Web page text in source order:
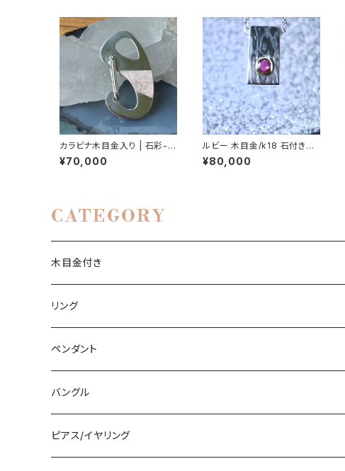
カラビナ木目金入り | 石彩-木
目金・高級シルバー
¥70,000
ルビー 木目金/k18 石付きシ
ルバーペンダント | 石彩-木目
金・高級シルバーリング
¥80,000
CATEGORY
木目金付き
リング
ペンダント
バングル
リング
石付きシルバーリング
槌目リング
プレーンリング
シルバーリング
木目金付リング
ペンダント
木目金付ペンダント
石付きペンダント
バングル
シルバーバングル
ピアス/イヤリング